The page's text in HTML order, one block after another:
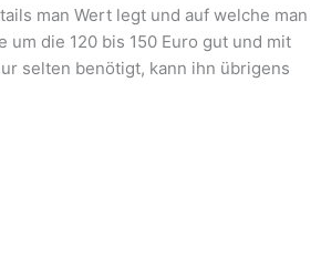
man Wert legt und auf welche man
um die 120 bis 150 Euro gut und mit
selten benötigt, kann ihn übrigens